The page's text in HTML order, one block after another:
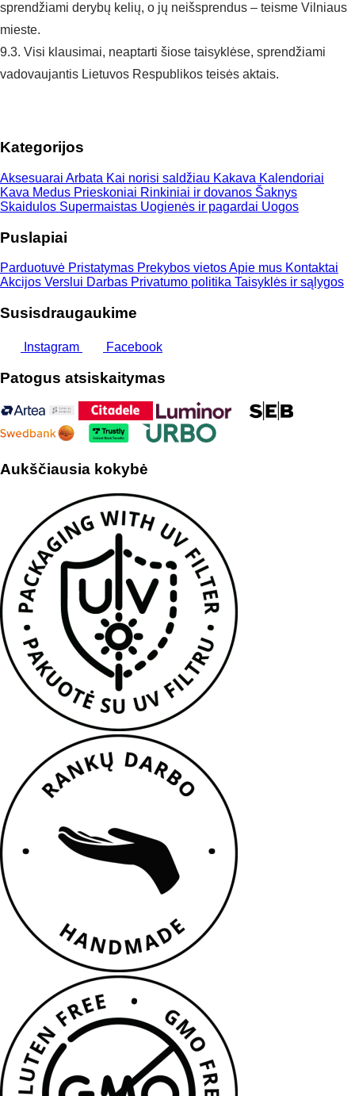
sprendžiami derybų kelių, o jų neišsprendus – teisme Vilniaus
mieste.
9.3. Visi klausimai, neaptarti šiose taisyklėse, sprendžiami
vadovaujantis Lietuvos Respublikos teisės aktais.
Kategorijos
Aksesuarai Arbata Kai norisi saldžiau Kakava Kalendoriai
Kava Medus Prieskoniai Rinkiniai ir dovanos Šaknys
Skaidulos Supermaistas Uogienės ir pagardai Uogos
Puslapiai
Parduotuvė Pristatymas Prekybos vietosApie mus Kontaktai
Akcijos Verslui Darbas Privatumo politika Taisyklės ir sąlygos
Susisdraugaukime
Instagram Facebook
Patogus atsiskaitymas
Aukščiausia kokybė